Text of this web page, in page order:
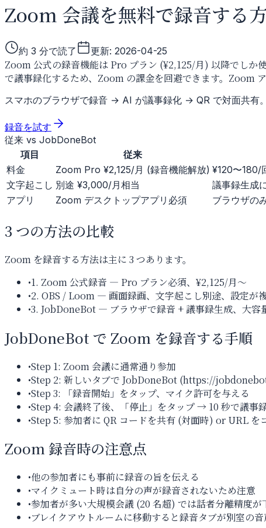
Zoom 会議を無料で録音する
約 3 分で読了 更新: 2026-04-25
Zoom 公式の録音機能は Pro プラン (¥2,125/月) 以降でし
で議事録化するため、Zoom の課金を回避できます。Zoom
スマホのブラウザで録音 → AI が議事録化 → QR で対面共有
録音を試す
従来 vs JobDoneBot
項目
従来
料金
Zoom Pro ¥2,125/月 (録音機能解放) ¥120〜180/
文字起こし 別途 ¥3,000/月相当
議事録生成
アプリ
Zoom デスクトップアプリ必須 ブラウザの
3 つの方法の比較
Zoom を録音する方法は主に 3 つあります。
•1. Zoom 公式録音 — Pro プラン必須、¥2,125/月〜
•2. OBS / Loom — 画面録画、文字起こし別途、設定が
•3. JobDoneBot — ブラウザで録音 + 議事録生成、大容
JobDoneBot で Zoom を録音する手順
•Step 1: Zoom 会議に通常通り参加
•Step 2: 新しいタブで JobDoneBot (https://
•Step 3: 「録音開始」をタップ、マイク許可を与える
•Step 4: 会議終了後、「停止」をタップ → 10 秒で議事
•Step 5: 参加者に QR コードを共有 (対面時) or URL を
Zoom 録音時の注意点
•他の参加者にも事前に録音の旨を伝える
•マイクミュート時は自分の声が録音されないため注意
•参加者が多い大規模会議 (20 名超) では話者分離精度が
•ブレイクアウトルームに移動すると録音タブが別室の